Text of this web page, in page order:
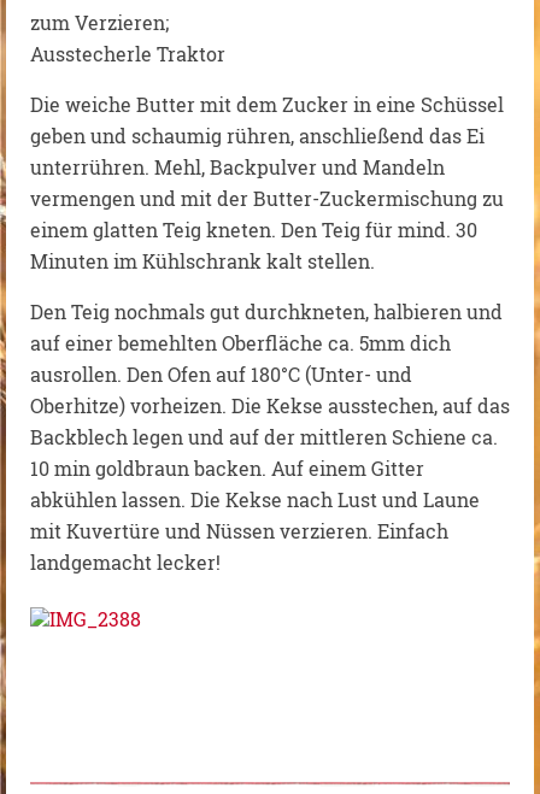
zum Verzieren;
Ausstecherle Traktor
Die weiche Butter mit dem Zucker in eine Schüssel
geben und schaumig rühren, anschließend das Ei
unterrühren. Mehl, Backpulver und Mandeln
vermengen und mit der Butter-Zuckermischung zu
einem glatten Teig kneten. Den Teig für mind. 30
Minuten im Kühlschrank kalt stellen.
Den Teig nochmals gut durchkneten, halbieren und
auf einer bemehlten Oberfläche ca. 5mm dich
ausrollen. Den Ofen auf 180°C (Unter- und
Oberhitze) vorheizen. Die Kekse ausstechen, auf das
Backblech legen und auf der mittleren Schiene ca.
10 min goldbraun backen. Auf einem Gitter
abkühlen lassen. Die Kekse nach Lust und Laune
mit Kuvertüre und Nüssen verzieren. Einfach
landgemacht lecker!